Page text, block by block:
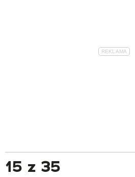
15 z 35